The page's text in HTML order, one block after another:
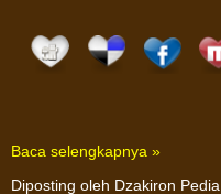
Baca selengkapnya »
Diposting oleh Dzakiron Pedia